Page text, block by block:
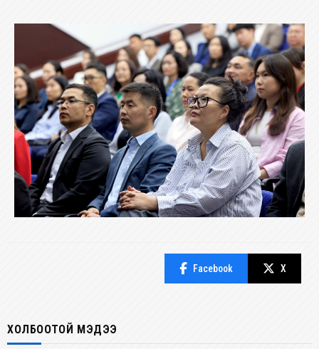
Facebook X
ХОЛБООТОЙ МЭДЭЭ